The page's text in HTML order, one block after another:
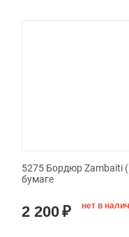
5275 Бордюр Zambaiti
бумаге
2 200₽ нет в